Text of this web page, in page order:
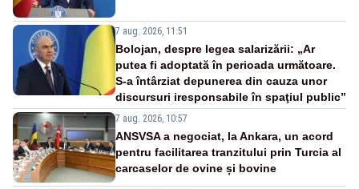
7 aug. 2026, 11:51
Bolojan, despre legea salarizării: „Ar
putea fi adoptată în perioada următoare.
S-a întârziat depunerea din cauza unor
discursuri iresponsabile în spaţiul public”
7 aug. 2026, 10:57
ANSVSA a negociat, la Ankara, un acord
pentru facilitarea tranzitului prin Turcia al
carcaselor de ovine și bovine